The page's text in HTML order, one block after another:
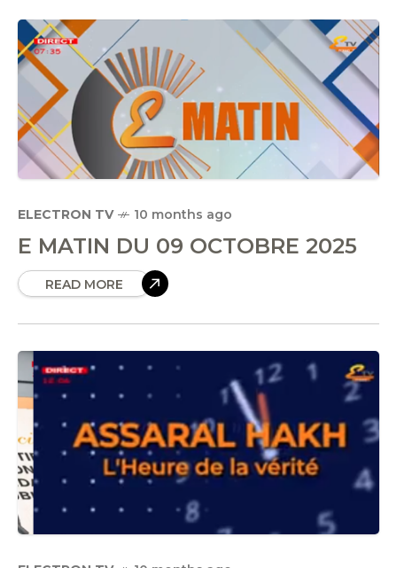
ELECTRON TV 10 months ago
E MATIN DU 09 OCTOBRE 2025
READ MORE